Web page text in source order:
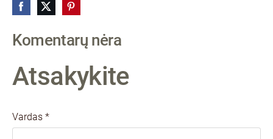
Komentarų nėra
Atsakykite
Vardas *